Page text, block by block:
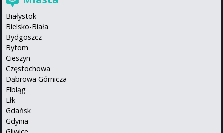
Białystok
Bielsko-Biała
Bydgoszcz
Bytom
Cieszyn
Częstochowa
Dąbrowa Górnicza
Elbląg
Ełk
Gdańsk
Gdynia
Gliwice